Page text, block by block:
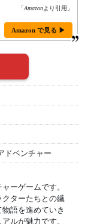
「Amazonより引用」
Amazon で見る ▶
ドベンチャー
ーゲームです。
ターたちとの繊
語を進めていき
ルが魅力です。